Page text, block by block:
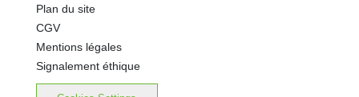
Plan du site
CGV
Mentions légales
Signalement éthique